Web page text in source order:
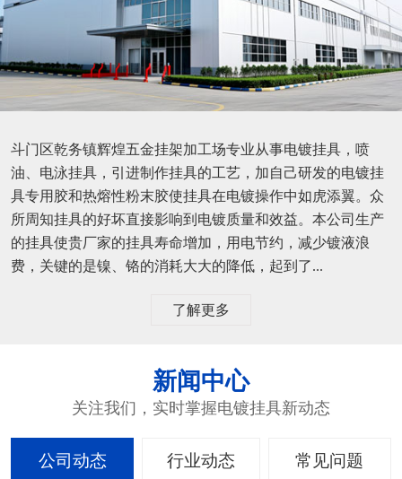
斗门区乾务镇辉煌五金挂架加工场专业从事电镀挂具，喷
油、电泳挂具，引进制作挂具的工艺，加自己研发的电镀挂
具专用胶和热熔性粉末胶使挂具在电镀操作中如虎添翼。众
所周知挂具的好坏直接影响到电镀质量和效益。本公司生产
的挂具使贵厂家的挂具寿命增加，用电节约，减少镀液浪
费，关键的是镍、铬的消耗大大的降低，起到了...
了解更多
新闻中心
关注我们，实时掌握电镀挂具新动态
公司动态 行业动态 常见问题